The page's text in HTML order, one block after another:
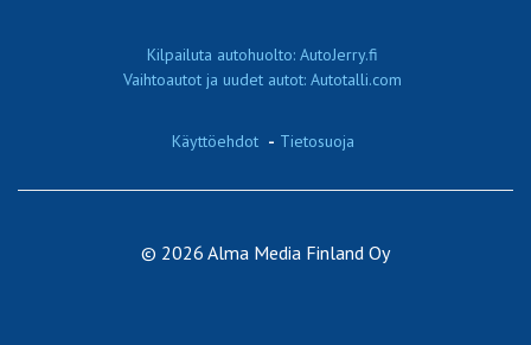
Kilpailuta autohuolto: AutoJerry.fi
Vaihtoautot ja uudet autot: Autotalli.com
Käyttöehdot - Tietosuoja
© 2026 Alma Media Finland Oy